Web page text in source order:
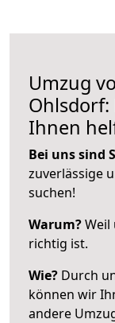
Umzug
Ohlsdorf:
Ihnen
Bei uns sind
zuverlässige
suchen!
Warum?Weil
richtig ist.
Wie? Durch
können wir
andere